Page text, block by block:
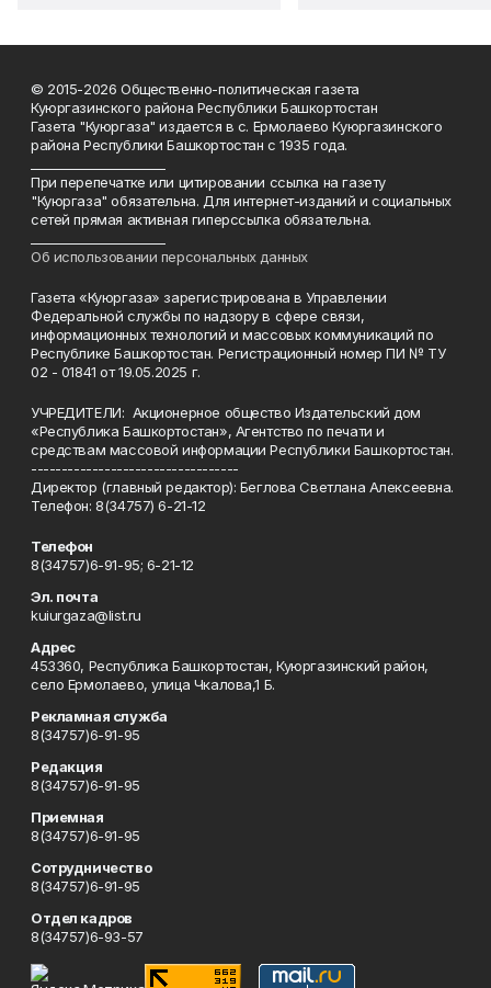
© 2015-2026 Общественно-политическая газета
Куюргазинского района Республики Башкортостан
Газета "Куюргаза" издается в с. Ермолаево Куюргазинского
района Республики Башкортостан с 1935 года.
При перепечатке или цитировании ссылка на газету
"Куюргаза" обязательна. Для интернет-изданий и социальных
сетей прямая активная гиперссылка обязательна.
Об использовании персональных данных
Газета «Куюргаза» зарегистрирована в Управлении
Федеральной службы по надзору в сфере связи,
информационных технологий и массовых коммуникаций по
Республике Башкортостан. Регистрационный номер ПИ № ТУ
02 - 01841 от 19.05.2025 г.
УЧРЕДИТЕЛИ: Акционерное общество Издательский дом
«Республика Башкортостан», Агентство по печати и
средствам массовой информации Республики Башкортостан.
----------------------------------
Директор (главный редактор): Беглова Светлана Алексеевна.
Телефон: 8(34757) 6-21-12
Телефон
8(34757)6-91-95; 6-21-12
Эл. почта
kuiurgaza@list.ru
Адрес
453360, Республика Башкортостан, Куюргазинский район,
село Ермолаево, улица Чкалова,1 Б.
Рекламная служба
8(34757)6-91-95
Редакция
8(34757)6-91-95
Приемная
8(34757)6-91-95
Сотрудничество
8(34757)6-91-95
Отдел кадров
8(34757)6-93-57